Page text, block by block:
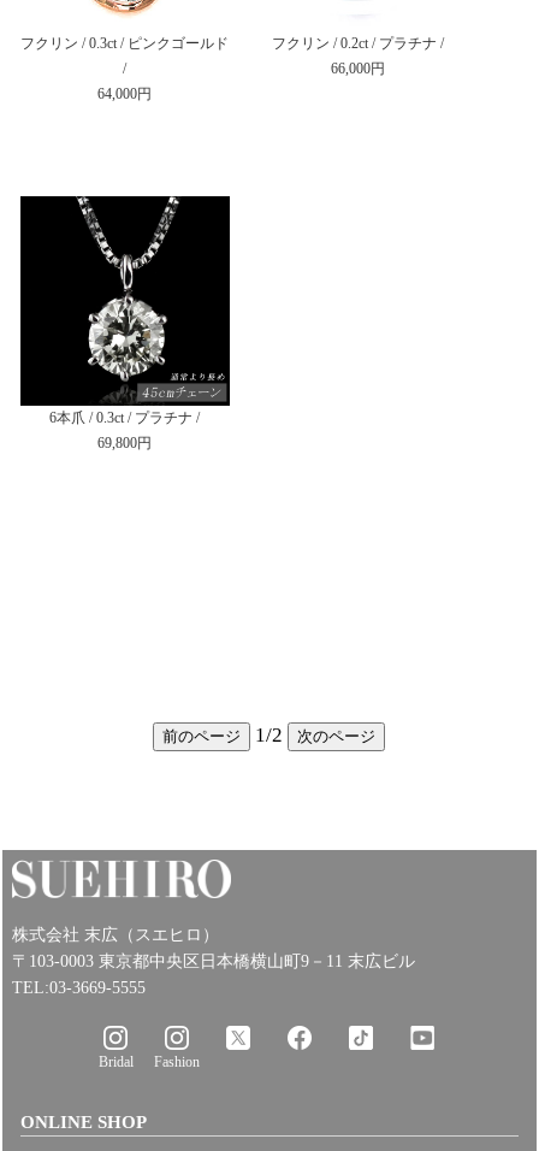
フクリン / 0.3ct / ピンクゴールド
/
64,000円
6本爪 / 0.3ct / プラチナ /
69,800円
フクリン / 0.2ct / プラチナ /
66,000円
前のページ 1/2 次のページ
株式会社 末広（スエヒロ）
〒103-0003 東京都中央区日本橋横山町9－11 末広ビル
TEL:03-3669-5555
Bridal Fashion
ONLINE SHOP